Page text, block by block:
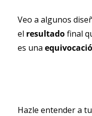
Veo a algunos
el resultado final
es una
Hazle entender a tu